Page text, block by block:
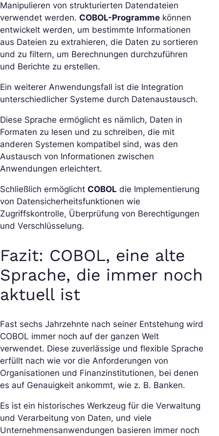
Manipulieren von strukturierten Datendateien
verwendet werden. COBOL-Programme können
entwickelt werden, um bestimmte Informationen
aus Dateien zu extrahieren, die Daten zu sortieren
und zu filtern, um Berechnungen durchzuführen
und Berichte zu erstellen.
Ein weiterer Anwendungsfall ist die Integration
unterschiedlicher Systeme durch Datenaustausch.
Diese Sprache ermöglicht es nämlich, Daten in
Formaten zu lesen und zu schreiben, die mit
anderen Systemen kompatibel sind, was den
Austausch von Informationen zwischen
Anwendungen erleichtert.
Schließlich ermöglicht COBOL die Implementierung
von Datensicherheitsfunktionen wie
Zugriffskontrolle, Überprüfung von Berechtigungen
und Verschlüsselung.
Fazit: COBOL, eine alte
Sprache, die immer noch
aktuell ist
Fast sechs Jahrzehnte nach seiner Entstehung wird
COBOL immer noch auf der ganzen Welt
verwendet. Diese zuverlässige und flexible Sprache
erfüllt nach wie vor die Anforderungen von
Organisationen und Finanzinstitutionen, bei denen
es auf Genauigkeit ankommt, wie z. B. Banken.
Es ist ein historisches Werkzeug für die Verwaltung
und Verarbeitung von Daten, und viele
Unternehmensanwendungen basieren immer noch